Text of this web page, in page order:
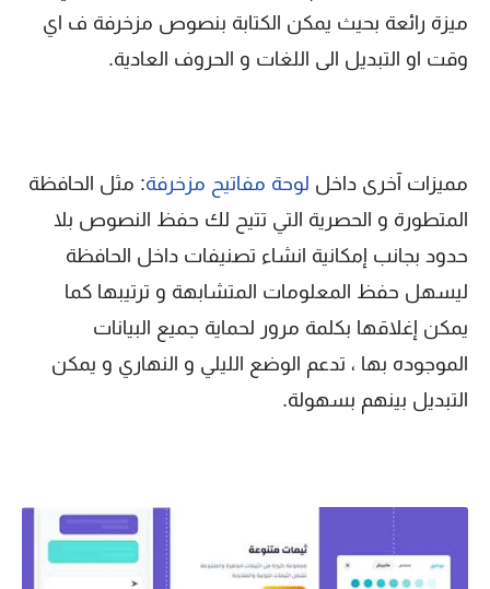
ميزة رائعة بحيث يمكن الكتابة بنصوص مزخرفة ف اي
وقت او التبديل الى اللغات و الحروف العادية.
مميزات آخرى داخل لوحة مفاتيح مزخرفة: مثل الحافظة
المتطورة و الحصرية التي تتيح لك حفظ النصوص بلا
حدود بجانب إمكانية انشاء تصنيفات داخل الحافظة
ليسهل حفظ المعلومات المتشابهة و ترتيبها كما
يمكن إغلاقها بكلمة مرور لحماية جميع البيانات
الموجوده بها ، تدعم الوضع الليلي و النهاري و يمكن
التبديل بينهم بسهولة.